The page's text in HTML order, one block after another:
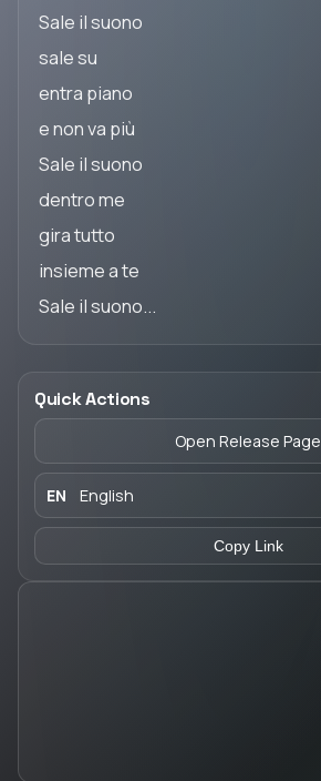
Quick Actions
Open Release Page
EN English
Copy Link
Sale il suono
sale su
entra piano
e non va più
Sale il suono
dentro me
gira tutto
insieme a te
Sale il suono...